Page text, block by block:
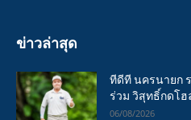
ข่าวล่าสุด
ทีดีที นครนายก
ร่วม วิสุทธิ์กดโ
06/08/2026